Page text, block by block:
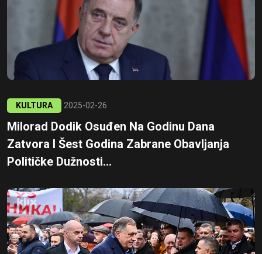
KULTURA 2025-02-26
Milorad Dodik Osuđen Na Godinu Dana
Zatvora I Šest Godina Zabrane Obavljanja
Političke Dužnosti...